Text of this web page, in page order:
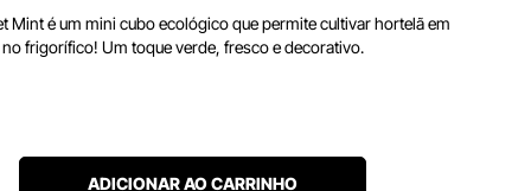
Mint é um mini cubo ecológico que permite cultivar hortelã em
frigorífico! Um toque verde, fresco e decorativo.
ADICIONAR AO CARRINHO